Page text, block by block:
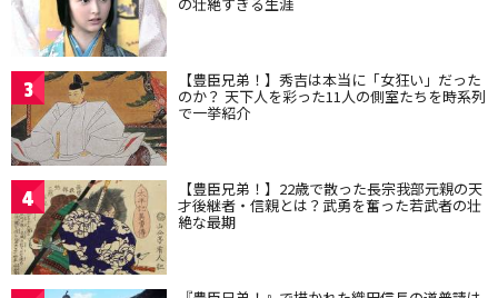
3 【豊臣兄弟！】秀吉は本当に「女狂い」だった
のか？ 天下人を彩った11人の側室たちを時系列
で一挙紹介
4 【豊臣兄弟！】22歳で散った長宗我部元親の天
才後継者・信親とは？武勇を奮った若武者の壮
絶な最期